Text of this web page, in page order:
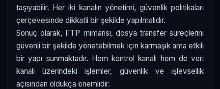
taşıyabilir. Her iki kanalın yönetimi, güvenlik politikaları
çerçevesinde dikkatli bir şekilde yapılmalıdır.
Sonuç olarak, FTP mimarisi, dosya transfer süreçlerini
güvenli bir şekilde yönetebilmek için karmaşık ama etkili
bir yapı sunmaktadır. Hem kontrol kanalı hem de veri
kanalı üzerindeki işlemler, güvenlik ve işlevsellik
açısından oldukça önemlidir.